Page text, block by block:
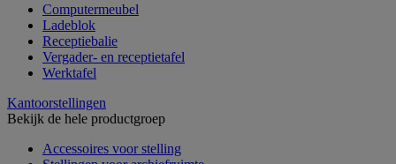
Computermeubel
Ladeblok
Receptiebalie
Vergader- en receptietafel
Werktafel
Kantoorstellingen
Bekijk de hele productgroep
Accessoires voor stelling